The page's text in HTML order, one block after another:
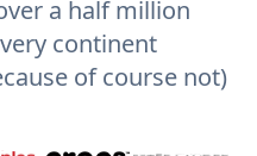
a half million
continent
of course not)